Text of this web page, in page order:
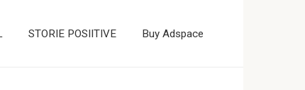
STORIE POSIITIVE Buy Adspace